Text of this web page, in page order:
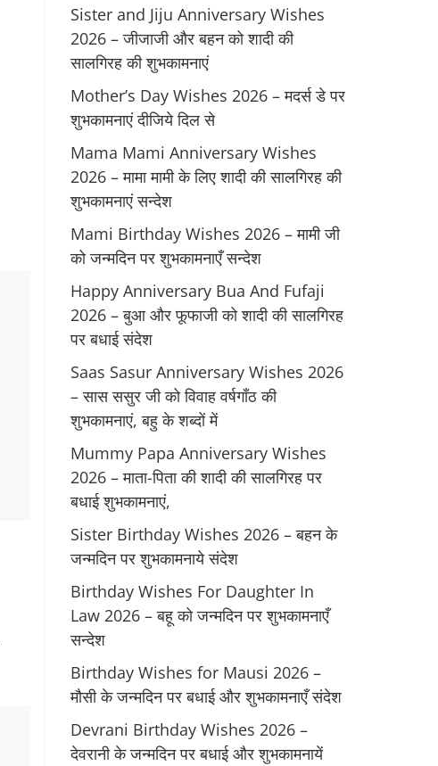
Sister and Jiju Anniversary Wishes
2026 – जीजाजी और बहन को शादी की
सालगिरह की शुभकामनाएं
Mother’s Day Wishes 2026 – मदर्स डे पर
शुभकामनाएं दीजिये दिल से
Mama Mami Anniversary Wishes
2026 – मामा मामी के लिए शादी की सालगिरह की
शुभकामनाएं सन्देश
Mami Birthday Wishes 2026 – मामी जी
को जन्मदिन पर शुभकामनाएँ सन्देश
Happy Anniversary Bua And Fufaji
2026 – बुआ और फूफाजी को शादी की सालगिरह
पर बधाई संदेश
Saas Sasur Anniversary Wishes 2026
– सास ससुर जी को विवाह वर्षगाँठ की
शुभकामनाएं, बहु के शब्दों में
Mummy Papa Anniversary Wishes
2026 – माता-पिता की शादी की सालगिरह पर
बधाई शुभकामनाएं,
Sister Birthday Wishes 2026 – बहन के
जन्मदिन पर शुभकामनाये संदेश
Birthday Wishes For Daughter In
Law 2026 – बहू को जन्मदिन पर शुभकामनाएँ
सन्देश
Birthday Wishes for Mausi 2026 –
मौसी के जन्मदिन पर बधाई और शुभकामनाएँ संदेश
Devrani Birthday Wishes 2026 –
देवरानी के जन्मदिन पर बधाई और शुभकामनायें